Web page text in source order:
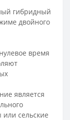
гибридный
двойного
время
является
сельские